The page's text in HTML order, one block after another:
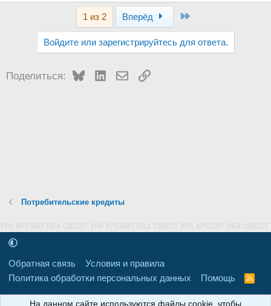
1 из 2 Вперёд
Войдите или зарегистрируйтесь для ответа.
Поделиться: BlueskyLinkedInЭлектронная почта
Ссылка
Потребительские кредиты
Обратная связь
Условия и правила
Политика обработки персональных данных
Помощь
R
Свидетельство о регистрации товарного знака № 665857 от
На данном сайте используются файлы cookie, чтобы